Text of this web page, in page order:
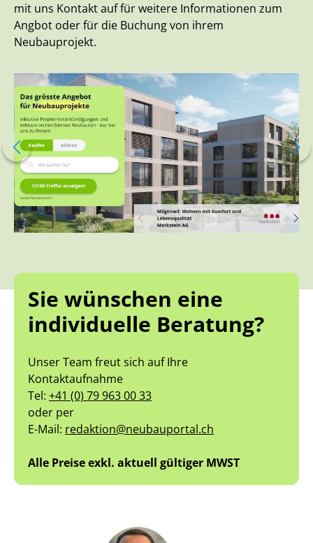
mit uns Kontakt auf für weitere Informationen zum
Angbot oder für die Buchung von ihrem
Neubauprojekt.
Sie wünschen eine
individuelle Beratung?
Unser Team freut sich auf Ihre
Kontaktaufnahme
Tel: +41 (0) 79 963 00 33
oder per
E-Mail: redaktion@neubauportal.ch
Alle Preise exkl. aktuell gültiger MWST